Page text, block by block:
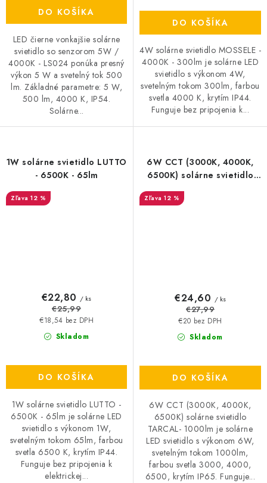
DO KOŠÍKA
LED čierne vonkajšie solárne
svietidlo so senzorom 5W /
4000K - LS024 ponúka presný
výkon 5 W a svetelný tok 500
lm. Základné parametre: 5 W,
500 lm, 4000 K, IP54.
Solárne...
DO KOŠÍKA
4W solárne svietidlo MOSSELE -
4000K - 300lm je solárne LED
svietidlo s výkonom 4W,
svetelným tokom 300lm, farbou
svetla 4000 K, krytím IP44.
Funguje bez pripojenia k...
1W solárne svietidlo LUTTO
- 6500K - 65lm
12 %
Skladom
€18,54 bez DPH
€22,80 / ks
€25,99
DO KOŠÍKA
1W solárne svietidlo LUTTO -
6500K - 65lm je solárne LED
svietidlo s výkonom 1W,
svetelným tokom 65lm, farbou
svetla 6500 K, krytím IP44.
Funguje bez pripojenia k
elektrickej...
6W CCT (3000K, 4000K,
6500K) solárne svietidlo
TARCAL- 1000lm
12 %
Skladom
€20 bez DPH
€24,60 / ks
€27,99
DO KOŠÍKA
6W CCT (3000K, 4000K,
6500K) solárne svietidlo
TARCAL- 1000lm je solárne
LED svietidlo s výkonom 6W,
svetelným tokom 1000lm,
farbou svetla 3000, 4000,
6500, krytím IP65. Funguje...